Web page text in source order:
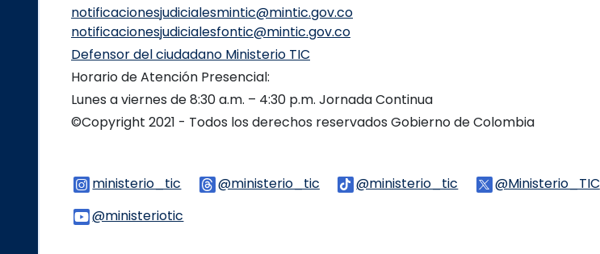
notificacionesjudicialesmintic@mintic.gov.co
notificacionesjudicialesfontic@mintic.gov.co
Defensor del ciudadano Ministerio TIC
Horario de Atención Presencial:
Lunes a viernes de 8:30 a.m. – 4:30 p.m. Jornada Continua
©Copyright 2021 - Todos los derechos reservados Gobierno de Colombia
ministerio_tic Logo Instagram
@ministerio_tic Logo Threads
@ministerio_tic Logo Tiktok
@Ministerio_TIC
@ministeriotic